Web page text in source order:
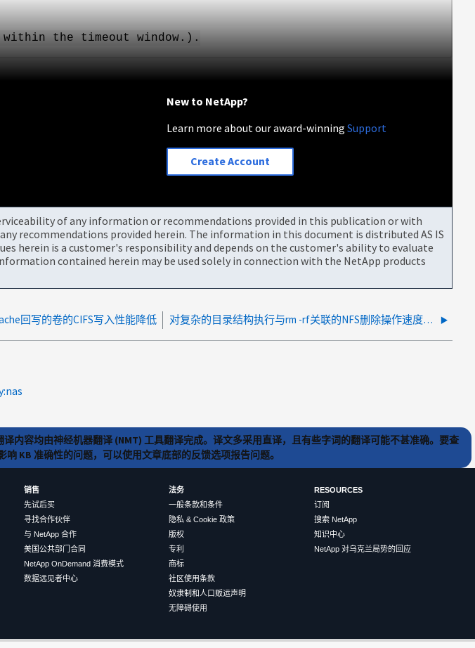
within the timeout window.).
New to NetApp?
Learn more about our award-winningSupport
Create Account
of any information or recommendations provided in this publication or with
recommendations provided herein. The information in this document is distributed AS IS
herein is a customer's responsibility and depends on the customer's ability to evaluate
contained herein may be used solely in connection with the NetApp products
回写的卷的CIFS写入性能降低 对复杂的目录结构执行与rm -rf关联的NFS删除操作速度较慢
内容均由神经机器翻译 (NMT) 工具翻译完成。译文多采用直译，且有些字词的翻译可能不甚准确。要查
KB 准确性的问题，可以使用文章底部的反馈选项报告问题。
销售
先试后买
寻找合作伙伴
与 NetApp 合作
美国公共部门合同
NetApp OnDemand 消费模式
数据远见者中心
法务
一般条款和条件
隐私 & Cookie 政策
版权
专利
商标
社区使用条款
奴隶制和人口贩运声明
无障碍使用
RESOURCES
订阅
搜索 NetApp
知识中心
NetApp 对乌克兰局势的回应